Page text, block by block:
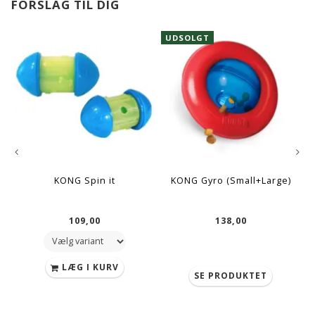
FORSLAG TIL DIG
KONG Spin it
109,00
LÆG I KURV
UDSOLGT
KONG Gyro (Small+Large)
138,00
SE PRODUKTET